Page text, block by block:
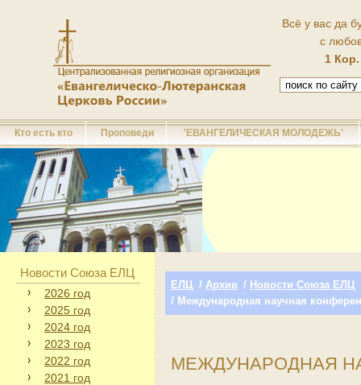
Всё у вас да
с
1
Кто есть кто Проповеди 'ЕВАНГЕЛИЧЕСКАЯ МОЛОДЕЖЬ'
Новости Союза ЕЛЦ
2026 год
2025 год
2024 год
2023 год
2022 год
2021 год
ЕЛЦ / Архив / Новости Союза ЕЛЦ
/ Международная научная
МЕЖДУНАРОДНАЯ